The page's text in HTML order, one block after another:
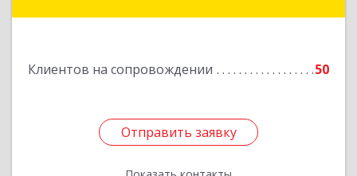
Клиентов на сопровождении 50
Отправить заявку
Отправить заявку